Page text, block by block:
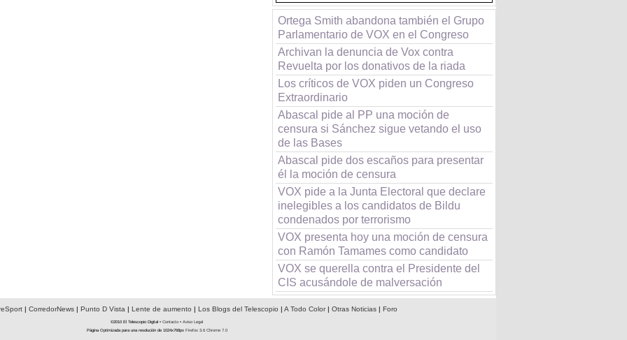
Ortega Smith abandona también el Grupo
Parlamentario de VOX en el Congreso
Archivan la denuncia de Vox contra
Revuelta por los donativos de la riada
Los críticos de VOX piden un Congreso
Extraordinario
Abascal pide al PP una moción de
censura si Sánchez sigue vetando el uso
de las Bases
Abascal pide dos escaños para presentar
él la moción de censura
VOX pide a la Junta Electoral que declare
inelegibles a los candidatos de Bildu
condenados por terrorismo
VOX presenta hoy una moción de censura
con Ramón Tamames como candidato
VOX se querella contra el Presidente del
CIS acusándole de malversación
| CorredorNews| Punto D Vista | Lente de aumento | Los Blogs del Telescopio | A Todo Color| Otras Noticias| Foro
©2010 El Telescopio Digital • Contacto • Aviso Legal
Página Optimizada para una resolución de 1024x768px Firefox 3.6 Chrome 7.0